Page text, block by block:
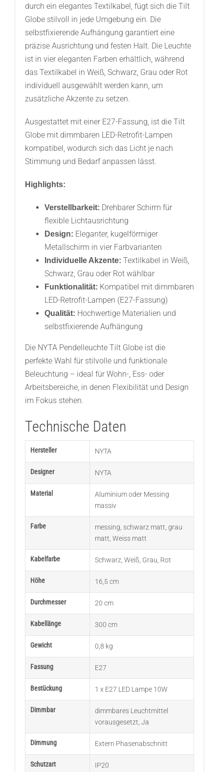
durch ein elegantes Textilkabel, fügt sich die Tilt
Globe stilvoll in jede Umgebung ein. Die
selbstfixierende Aufhängung garantiert eine
präzise Ausrichtung und festen Halt. Die Leuchte
ist in vier eleganten Farben erhältlich, während
das Textilkabel in Weiß, Schwarz, Grau oder Rot
individuell ausgewählt werden kann, um
zusätzliche Akzente zu setzen.
Ausgestattet mit einer E27-Fassung, ist die Tilt
Globe mit dimmbaren LED-Retrofit-Lampen
kompatibel, wodurch sich das Licht je nach
Stimmung und Bedarf anpassen lässt.
Highlights:
Verstellbarkeit: Drehbarer Schirm für
flexible Lichtausrichtung
Design: Eleganter, kugelförmiger
Metallschirm in vier Farbvarianten
Individuelle Akzente: Textilkabel in Weiß,
Schwarz, Grau oder Rot wählbar
Funktionalität: Kompatibel mit dimmbaren
LED-Retrofit-Lampen (E27-Fassung)
Qualität: Hochwertige Materialien und
selbstfixierende Aufhängung
Die NYTA Pendelleuchte Tilt Globe ist die
perfekte Wahl für stilvolle und funktionale
Beleuchtung – ideal für Wohn-, Ess- oder
Arbeitsbereiche, in denen Flexibilität und Design
im Fokus stehen.
Technische Daten
Hersteller NYTA
Designer NYTA
Material
Aluminium oder Messing
massiv
Farbe messing schwarz matt grau
matt Weiss matt
Kabelfarbe Schwarz Weiß, Grau Rot
Höhe 16,5 cm
Durchmesser 20 cm
Kabellänge 300 cm
Gewicht 0,8 kg
Fassung E27
Bestückung 1 x E27 LED Lampe 10W
Dimmbar
dimmbares Leuchtmittel
vorausgesetzt Ja
Dimmung Extern Phasenabschnitt
Schutzart IP20